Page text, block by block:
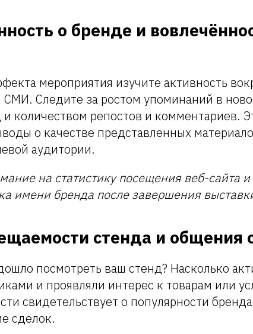
о бренде и
мероприятия изучите активность
Следите за ростом упоминаний в
и количеством репостов и комментариев.
о качестве представленных
аудитории.
на статистику посещения веб-сайта и
имени бренда после завершения
стенда и общения
посмотреть ваш стенд? Насколько
и проявляли интерес к товарам или
свидетельствует о популярности
сделок.